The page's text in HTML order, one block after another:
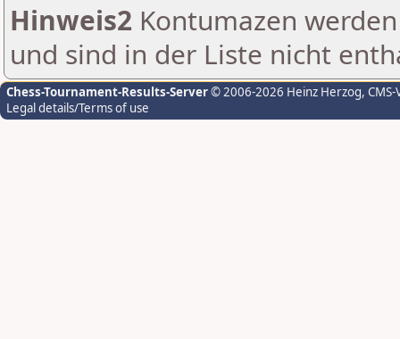
Hinweis2 Kontumazen
und sind in der Liste nicht
Chess-Tournament-Results-Server© 2006-2026 Heinz Herzog,
Legal details/Terms of use